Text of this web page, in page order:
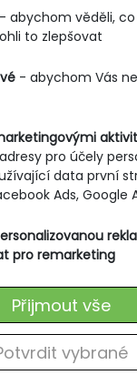
- abychom věděli,
to zlepšovat
- abychom Vás
pro účely
data první
Ads, Google
pro remarketing
vybrané
Přijmout vše